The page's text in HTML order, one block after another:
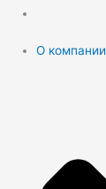
О компании